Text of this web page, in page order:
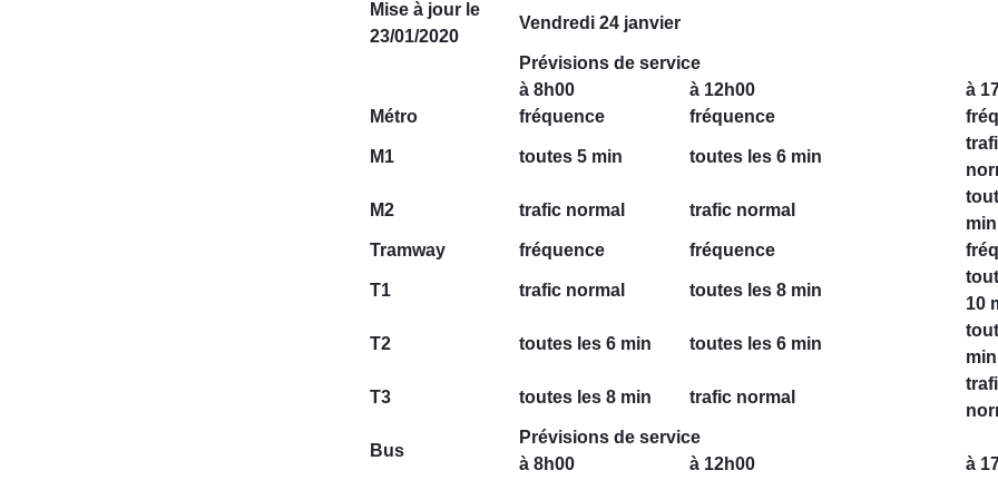
Mise à jour le
23/01/2020
Vendredi 24 janvier
Prévisions de service
à 8h00
à 12h00
à
Métro
fréquence fréquence
M1 toutes 5 min toutes les 6 min
M2 trafic normal trafic normal
min
Tramway
fréquence fréquence
T1 trafic normal toutes les 8 min
10
T2 toutes les 6 min toutes les 6 min
min
T3 toutes les 8 min trafic normal
Bus
Prévisions de service
à 8h00
à 12h00
à